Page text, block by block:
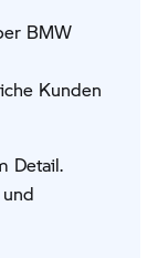
BMW
Kunden
Detail.